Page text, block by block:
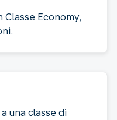
Economy,
una classe di